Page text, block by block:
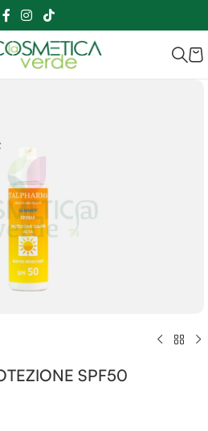
📲3341056025 - 3886572748
SPF50